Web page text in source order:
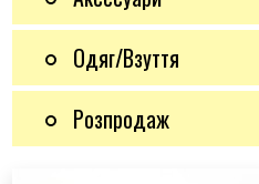
Одяг/Взуття
Розпродаж